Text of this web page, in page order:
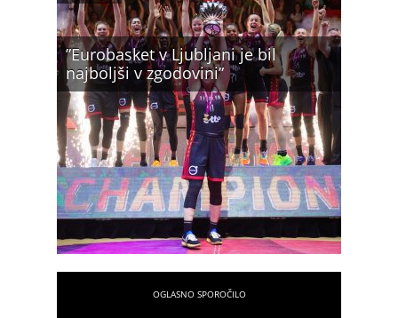
”Eurobasket v Ljubljani je bil
najboljši v zgodovini”